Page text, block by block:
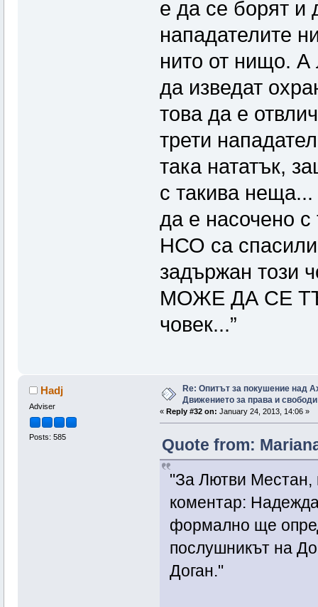
е да се борят и
нападателите
нито от нищо. А
да изведат
това да е
трети
така нататък,
с такива
да е насочено с
НСО са
задържан този
МОЖЕ ДА СЕ
човек...”
Hadj
Adviser
Posts: 585
Re: Опитът за покушение над
Движението за права и свободи
« Reply #32 on: January 24, 2013, 14:06 »
Quote from:
"За Лютви
коментар:
формално ще
послушникът на
Доган."